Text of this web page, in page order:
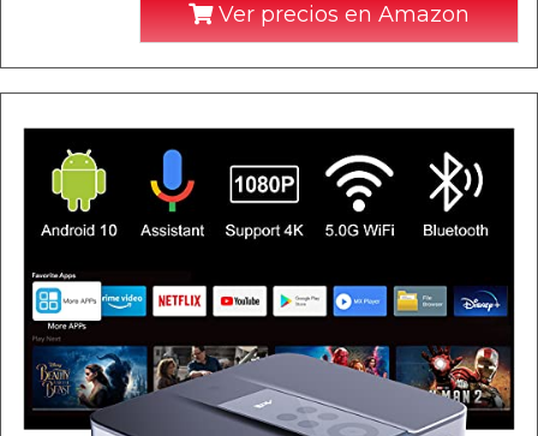
Ver precios en Amazon